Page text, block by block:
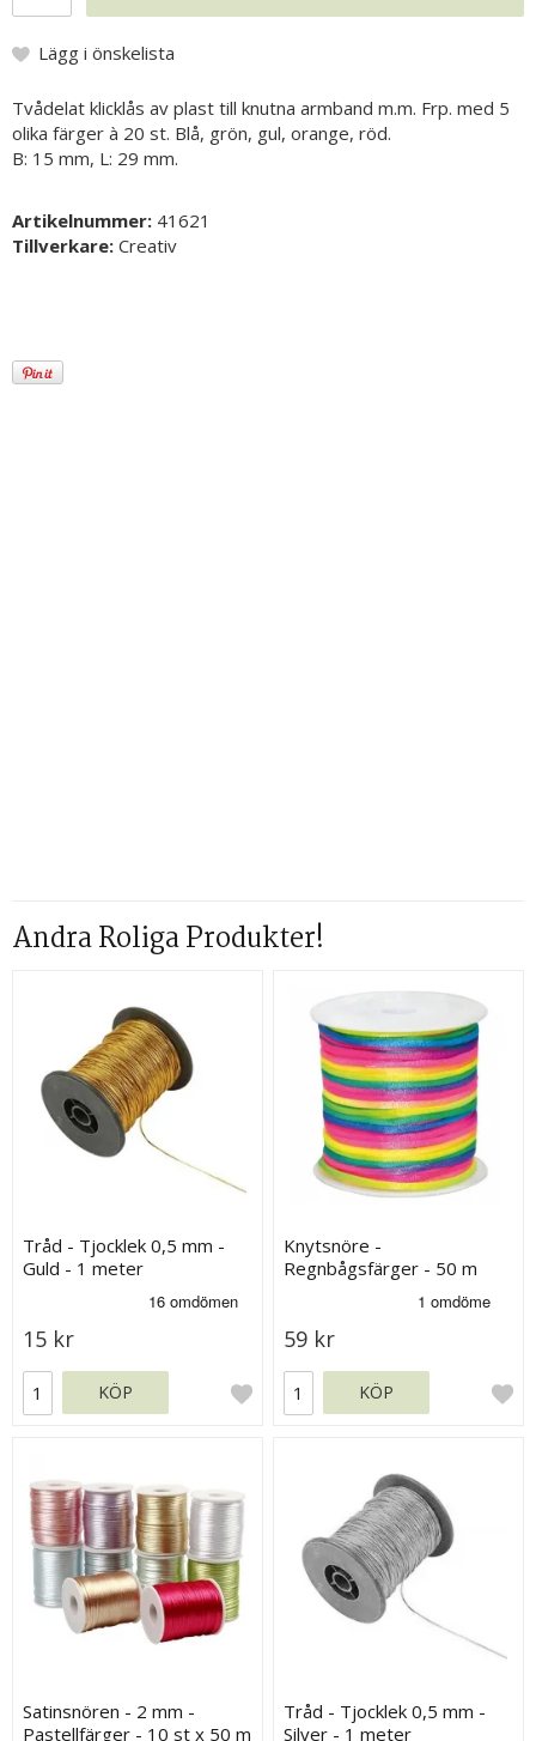
Lägg i önskelista
Tvådelat klicklås av plast till knutna armband m.m. Frp. med 5
olika färger à 20 st. Blå, grön, gul, orange, röd.
B: 15 mm, L: 29 mm.
Artikelnummer: 41621
Tillverkare: Creativ
Andra Roliga Produkter!
Tråd - Tjocklek 0,5 mm -
Guld - 1 meter
15 kr
KÖP
Knytsnöre -
Regnbågsfärger - 50 m
59 kr
KÖP
Satinsnören - 2 mm -
Pastellfärger - 10 st x 50 m
Tråd - Tjocklek 0,5 mm -
Silver - 1 meter